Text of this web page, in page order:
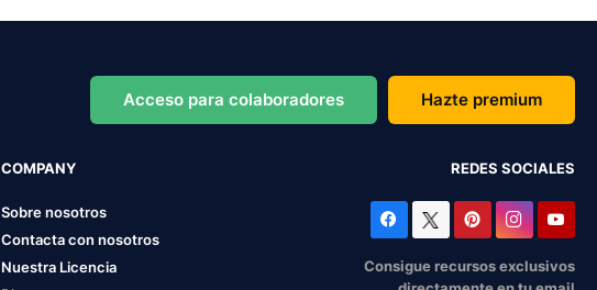
Acceso para colaboradores Hazte premium
COMPANY
Sobre nosotros
Contacta con nosotros
Nuestra Licencia
REDES SOCIALES
Consigue recursos exclusivos